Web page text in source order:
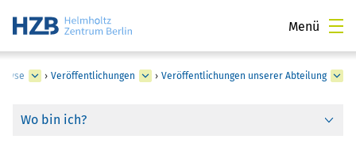
Menü
› Veröffentlichungen › Veröffentlichungen unserer Abteilung
Wo bin ich?